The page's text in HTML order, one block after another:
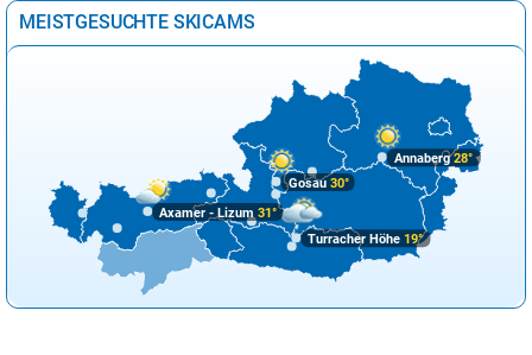
MEISTGESUCHTE SKICAMS
Axamer - Lizum 31°
Gosau30°
Turracher Höhe 19°
Annaberg28°